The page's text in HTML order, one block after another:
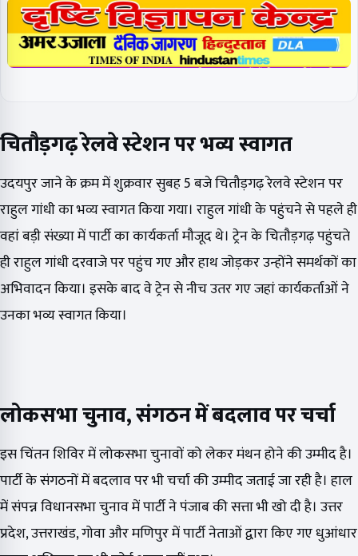
चितौड़गढ़ रेलवे स्टेशन पर भव्य स्वागत
उदयपुर जाने के क्रम में शुक्रवार सुबह 5 बजे चितौड़गढ़ रेलवे स्टेशन पर
राहुल गांधी का भव्य स्वागत किया गया। राहुल गांधी के पहुंचने से पहले ही
वहां बड़ी संख्या में पार्टी का कार्यकर्ता मौजूद थे। ट्रेन के चितौड़गढ़ पहुंचते
ही राहुल गांधी दरवाजे पर पहुंच गए और हाथ जोड़कर उन्होंने समर्थकों का
अभिवादन किया। इसके बाद वे ट्रेन से नीच उतर गए जहां कार्यकर्ताओं ने
उनका भव्य स्वागत किया।
लोकसभा चुनाव, संगठन में बदलाव पर चर्चा
इस चिंतन शिविर में लोकसभा चुनावों को लेकर मंथन होने की उम्मीद है।
पार्टी के संगठनों में बदलाव पर भी चर्चा की उम्मीद जताई जा रही है। हाल
में संपन्न विधानसभा चुनाव में पार्टी ने पंजाब की सत्ता भी खो दी है। उत्तर
प्रदेश, उत्तराखंड, गोवा और मणिपुर में पार्टी नेताओं द्वारा किए गए धुआंधार